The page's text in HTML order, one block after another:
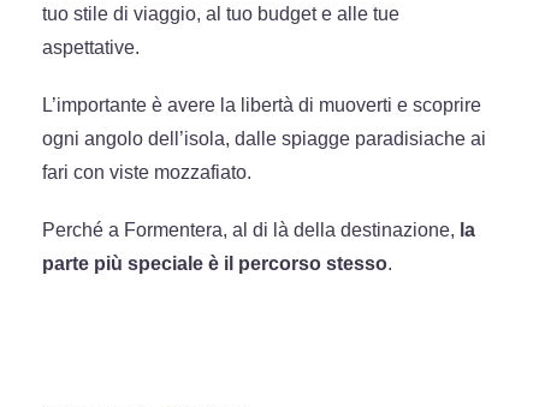
tuo stile di viaggio, al tuo budget e alle tue
aspettative.
L’importante è avere la libertà di muoverti e scoprire
ogni angolo dell’isola, dalle spiagge paradisiache ai
fari con viste mozzafiato.
Perché a Formentera, al di là della destinazione, la
parte più speciale è il percorso stesso.